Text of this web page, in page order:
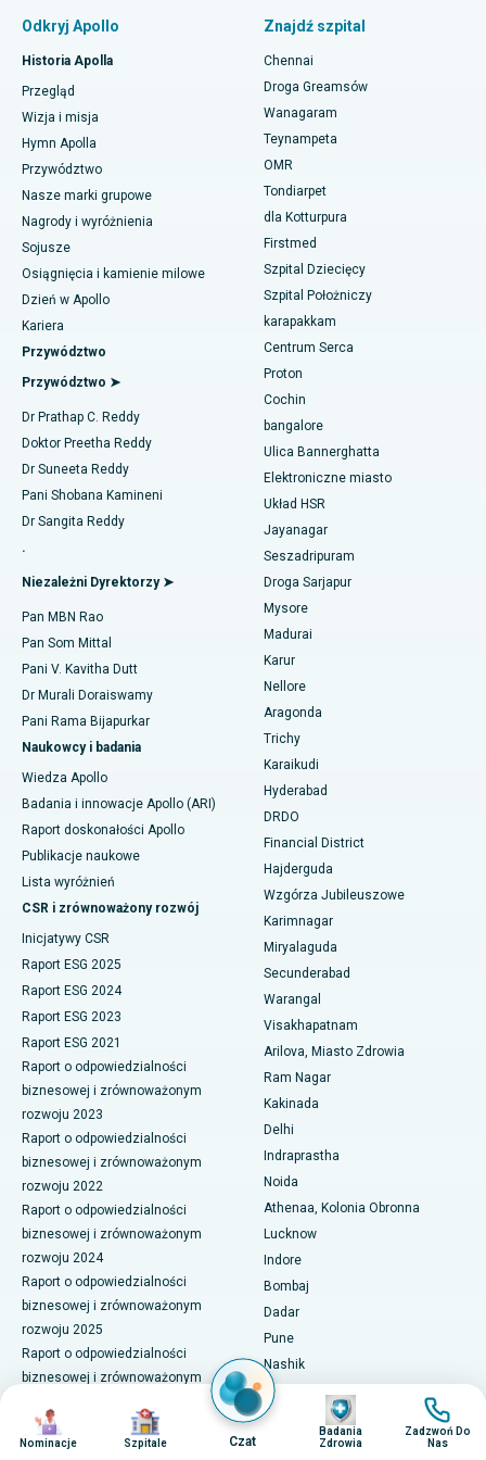
Znajdź dentystę
Znajdź pediatrię
Znajdź dermatologa
Znajdź urologa
Znajdź diabetologa
Znajdź ginekologa
Znajdź lekarza ogólnego
Znajdź psychologa
Znajdź chirurga ogólnego
Najlepszy szpital w Paschim Boragaon, Guwahati
Najlepszy szpital przy PH Road w Chennai
Najlepszy ośrodek kardiologiczny w Thousand Lights w
Ćennaju
Najlepszy szpital w Jubilee Hills, Hajdarabad
Najlepszy szpital w Tondiarpet, Chennai
Najlepszy szpital w Kotturpuram, Chennai
Najlepszy szpital na Kovai Road, Karur
Najlepszy szpital w Karapakkam, Chennai
Najlepszy szpital w Arilova, Vizag
Najlepszy szpital przy Kanpur Road w Lucknow
Najlepszy szpital w sektorze 26, Noida
Najlepszy szpital w Gandhinagarze, Ahmedabad
Najlepszy szpital w Aragondzie, Andhra Pradesh
Najlepszy szpital przy Bannerghatta Road w Bangalore
Najlepszy szpital w oddziale 15 w Bhubaneswar
Najlepszy szpital przy Seepat Road w Bilaspur
Najlepszy szpital w Ellisbridge, Ahmedabad
Najlepszy szpital w Nowym Delhi
Najlepszy szpital w DRDO, Hajdarabad
Najlepszy szpital przy GS Road w Guwahati
Najlepszy szpital w Hajdarabadzie
Najlepszy szpital w Vijay Nagar, Indore
Najlepszy szpital przy Suryaraopeta Main Road, Kakinada
Najlepszy szpital przy Canal Circular Road w Kalkucie
Najlepszy szpital w dzielnicy biznesowej Belapur, Navi Mumbai
Najlepszy szpital w Panchavati, Nashik
Najlepszy szpital w Secunderabad, Hajdarabad
Najlepszy szpital w Seshadripuram, Bangalore
Najlepszy szpital przy Waltair Main Road, Visakhapatnam
Najlepszy szpital na Subhash Nagar Road, Karimnagar
Najlepszy szpital w Managari, Karaikudi
Najlepszy szpital w Arepally, Warangal
Najlepszy szpital w Arera Colony, Bhopal
podmięśniowego
Szybka wymiana stawu kolanowego w ramach opieki dziennej
Rękawowa resekcja żołądka
Operacja laserowa Lasik
Korekcja nosa
Liposukcja
Angiogram wieńcowy
Wymiana przezcewnikowej zastawki aortalnej
Naprawa zastawki MitraClip
Minimalnie inwazyjna kardiochirurgia
Ablacja cewnika
Ablacja endometrium
Embolizacja tętnicy macicznej
Operacja raka piersi
Brachyterapia
Kolonoskopia
Polipektomia
Głęboka stymulacja mózgu
Dializa otrzewnowa
Biopsja nerki
Paratyroidektomia
Chirurgia cytoredukcyjna
Ceramiczna całkowita wymiana stawu kolanowego
ERCP
Odkryj Apollo
Historia Apolla
Przegląd
Wizja i misja
Hymn Apolla
Przywództwo
Nasze marki grupowe
Nagrody i wyróżnienia
Sojusze
Osiągnięcia i kamienie milowe
Dzień w Apollo
Kariera
Przywództwo
Przywództwo ➤
Dr Prathap C. Reddy
Doktor Preetha Reddy
Dr Suneeta Reddy
Pani Shobana Kamineni
Dr Sangita Reddy
.
Niezależni Dyrektorzy ➤
Pan MBN Rao
Pan Som Mittal
Pani V. Kavitha Dutt
Dr Murali Doraiswamy
Pani Rama Bijapurkar
Naukowcy i badania
Wiedza Apollo
Badania i innowacje Apollo (ARI)
Raport doskonałości Apollo
Publikacje naukowe
Lista wyróżnień
CSR i zrównoważony rozwój
Inicjatywy CSR
Raport ESG 2025
Raport ESG 2024
Raport ESG 2023
Raport ESG 2021
Raport o odpowiedzialności
biznesowej i zrównoważonym
rozwoju 2023
Raport o odpowiedzialności
biznesowej i zrównoważonym
rozwoju 2022
Raport o odpowiedzialności
biznesowej i zrównoważonym
rozwoju 2024
Raport o odpowiedzialności
biznesowej i zrównoważonym
rozwoju 2025
Raport o odpowiedzialności
biznesowej i zrównoważonym
Corporate Governance
Znajdź szpital
Chennai
Droga Greamsów
Wanagaram
Teynampeta
OMR
Tondiarpet
dla Kotturpura
Firstmed
Szpital Dziecięcy
Szpital Położniczy
karapakkam
Centrum Serca
Proton
Cochin
bangalore
Ulica Bannerghatta
Elektroniczne miasto
Układ HSR
Jayanagar
Seszadripuram
Droga Sarjapur
Mysore
Madurai
Karur
Nellore
Aragonda
Trichy
Karaikudi
Hyderabad
DRDO
Financial District
Hajderguda
Wzgórza Jubileuszowe
Karimnagar
Miryalaguda
Secunderabad
Warangal
Visakhapatnam
Arilova, Miasto Zdrowia
Ram Nagar
Kakinada
Delhi
Indraprastha
Noida
Athenaa, Kolonia Obronna
Lucknow
Indore
Bombaj
Dadar
Pune
Nashik
Ahmedabad
Centrum miasta, Ellisbridge
Gandhinagar
Obraz
Nominacje
Obraz
Szpitale Czat
Obraz
Badania
Zdrowia
Obraz
Zadzwoń Do
Nas